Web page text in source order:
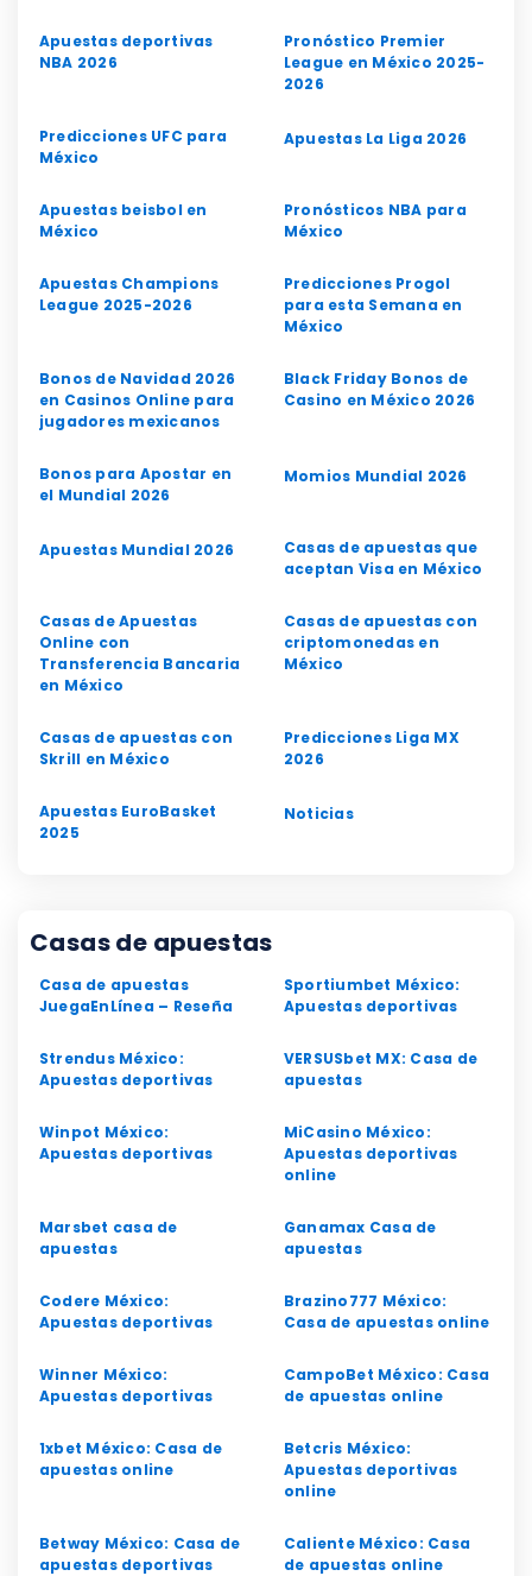
Apuestas deportivas
NBA 2026
Pronóstico Premier
League en México 2025-
2026
Predicciones UFC para
México
Apuestas La Liga 2026
Apuestas beisbol en
México
Pronósticos NBA para
México
Apuestas Champions
League 2025-2026
Predicciones Progol
para esta Semana en
México
Bonos de Navidad 2026
en Casinos Online para
jugadores mexicanos
Black Friday Bonos de
Casino en México 2026
Bonos para Apostar en
el Mundial 2026
Momios Mundial 2026
Apuestas Mundial 2026
Casas de apuestas que
aceptan Visa en México
Casas de Apuestas
Online con
Transferencia Bancaria
en México
Casas de apuestas con
criptomonedas en
México
Casas de apuestas con
Skrill en México
Predicciones Liga MX
2026
Apuestas EuroBasket
2025
Noticias
Casas de apuestas
Casa de apuestas
JuegaEnLínea – Reseña
Sportiumbet México:
Apuestas deportivas
Strendus México:
Apuestas deportivas
VERSUSbet MX: Casa de
apuestas
Winpot México:
Apuestas deportivas
MiCasino México:
Apuestas deportivas
online
Marsbet casa de
apuestas
Ganamax Casa de
apuestas
Codere México:
Apuestas deportivas
Brazino777 México:
Casa de apuestas online
Winner México:
Apuestas deportivas
CampoBet México: Casa
de apuestas online
1xbet México: Casa de
apuestas online
Betcris México:
Apuestas deportivas
online
Betway México: Casa de
apuestas deportivas
Caliente México: Casa
de apuestas online